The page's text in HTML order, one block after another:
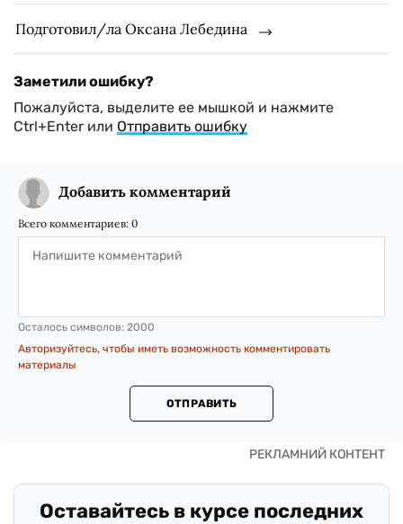
Подготовил/ла Оксана Лебедина
Заметили ошибку?
Пожалуйста, выделите ее мышкой и нажмите
Ctrl+Enter или Отправить ошибку
Добавить комментарий
Всего комментариев: 0
Осталось символов: 2000
Авторизуйтесь, чтобы иметь возможность комментировать
материалы
ОТПРАВИТЬ
Оставайтесь в курсе последних